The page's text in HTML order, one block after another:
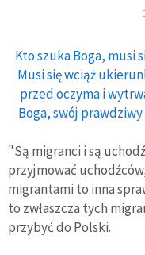
Kto szuka Boga, musi
Musi się wciąż
przed oczyma i
Boga, swój
"Są migranci i są
przyjmować
migrantami to inna
to zwłaszcza tych
przybyć do Polski.